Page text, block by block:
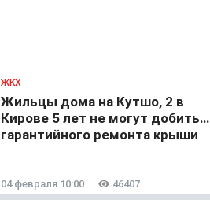
ЖКХ
Жильцы дома на Кутшо, 2 в
Кирове 5 лет не могут добиться
гарантийного ремонта крыши
04 февраля 10:00 46407